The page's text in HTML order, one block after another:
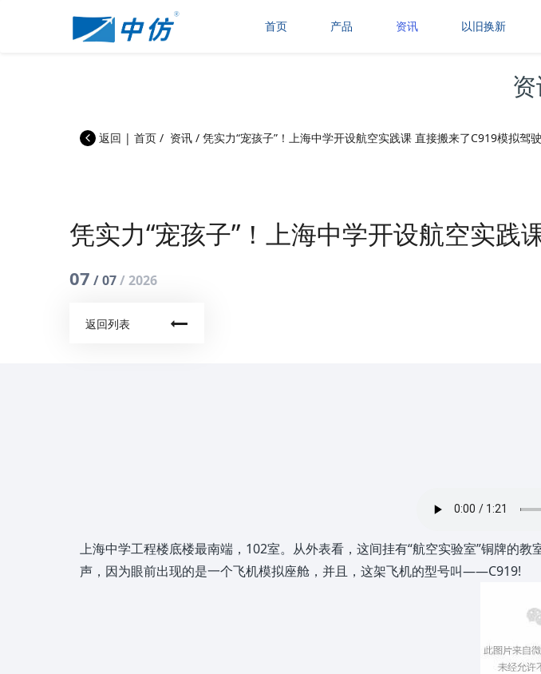
首页 产品 资讯 以旧换新
返回 |首页 / 资讯 /凭实力“宠孩子”！上海中学开设航空实践课 直接搬来了C919模拟驾
凭实力“宠孩子”！上海中学开设航空实践
07 / 07/ 2026
返回列表
上海中学工程楼底楼最南端，102室。从外表看，这间挂有“航空实验室”铜牌的
声，因为眼前出现的是一个飞机模拟座舱，并且，这架飞机的型号叫——C919!